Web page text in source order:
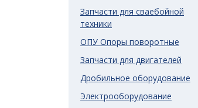
Запчасти для сваебойной
техники
ОПУ Опоры поворотные
Запчасти для двигателей
Дробильное оборудование
Электрооборудование